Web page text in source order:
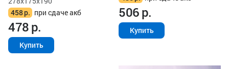
458р. при сдаче акб
478р.
Купить
506р.
Купить